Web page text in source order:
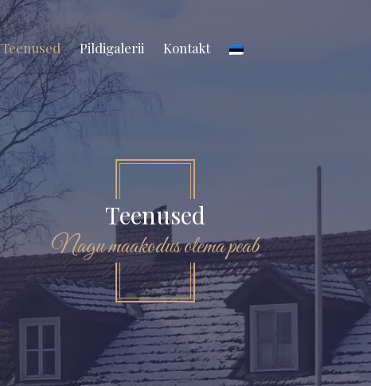
Teenused Pildigalerii Kontakt
Teenused
Nagu maakodus olema peab